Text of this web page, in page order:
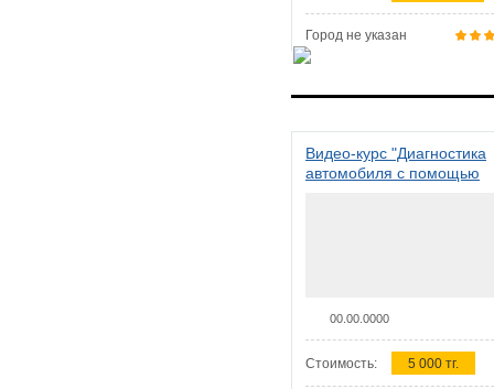
Город не указан
Видео-курс "Диагностика
автомобиля с помощью
00.00.0000
Стоимость: 5 000 тг.